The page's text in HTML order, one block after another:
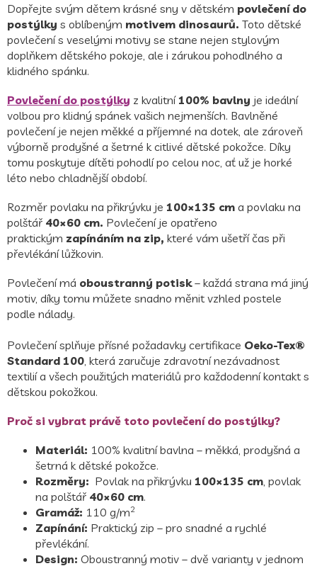
Dopřejte svým dětem krásné sny v dětském povlečení do
postýlky s oblíbeným motivem dinosaurů. Toto dětské
povlečení s veselými motivy se stane nejen stylovým
doplňkem dětského pokoje, ale i zárukou pohodlného a
klidného spánku.
Povlečení do postýlky z kvalitní100% bavlny je ideální
volbou pro klidný spánek vašich nejmenších. Bavlněné
povlečení je nejen měkké a příjemné na dotek, ale zároveň
výborně prodyšné a šetrné k citlivé dětské pokožce. Díky
tomu poskytuje dítěti pohodlí po celou noc, ať už je horké
léto nebo chladnější období.
Rozměr povlaku na přikrývku je 100×135 cm a povlaku na
polštář 40×60 cm. Povlečení je opatřeno
praktickým zapínáním na zip, které vám ušetří čas při
převlékání lůžkovin.
Povlečení má oboustranný potisk– každá strana má jiný
motiv, díky tomu můžete snadno měnit vzhled postele
podle nálady.
Povlečení splňuje přísné požadavky certifikace Oeko-Tex®
Standard 100 , která zaručuje zdravotní nezávadnost
textilií a všech použitých materiálů pro každodenní kontakt s
dětskou pokožkou.
Proč si vybrat právě toto povlečení do postýlky?
Materiál: 100% kvalitní bavlna – měkká, prodyšná a
šetrná k dětské pokožce.
Rozměry: Povlak na přikrývku 100×135 cm , povlak
na polštář 40×60 cm.
Gramáž: 110 g/m2
Zapínání: Praktický zip – pro snadné a rychlé
převlékání.
Design: Oboustranný motiv – dvě varianty v jednom